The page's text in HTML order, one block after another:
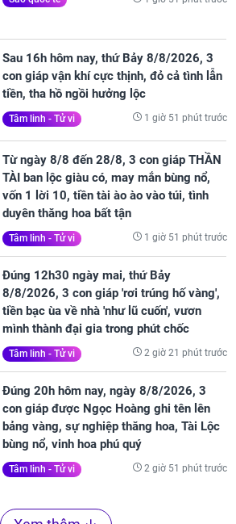
Sau 16h hôm nay, thứ Bảy 8/8/2026, 3
con giáp vận khí cực thịnh, đỏ cả tình lẫn
tiền, tha hồ ngồi hưởng lộc
Tâm linh - Tử vi 1 giờ 51 phút trước
Từ ngày 8/8 đến 28/8, 3 con giáp THẦN
TÀI ban lộc giàu có, may mắn bùng nổ,
vốn 1 lời 10, tiền tài ào ào vào túi, tình
duyên thăng hoa bất tận
Tâm linh - Tử vi 1 giờ 51 phút trước
Đúng 12h30 ngày mai, thứ Bảy
8/8/2026, 3 con giáp 'rơi trúng hố vàng',
tiền bạc ùa về nhà 'như lũ cuốn', vươn
mình thành đại gia trong phút chốc
Tâm linh - Tử vi 2 giờ 21 phút trước
Đúng 20h hôm nay, ngày 8/8/2026, 3
con giáp được Ngọc Hoàng ghi tên lên
bảng vàng, sự nghiệp thăng hoa, Tài Lộc
bùng nổ, vinh hoa phú quý
Tâm linh - Tử vi 2 giờ 51 phút trước